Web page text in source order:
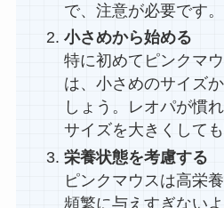
で、注意が必要です。
小さめから始める
特に初めてピンクマ
は、小さめのサイズ
しょう。レオパが慣
サイズを大きくして
栄養状態を考慮する
ピンクマウスは高栄
頻繁に与えすぎない